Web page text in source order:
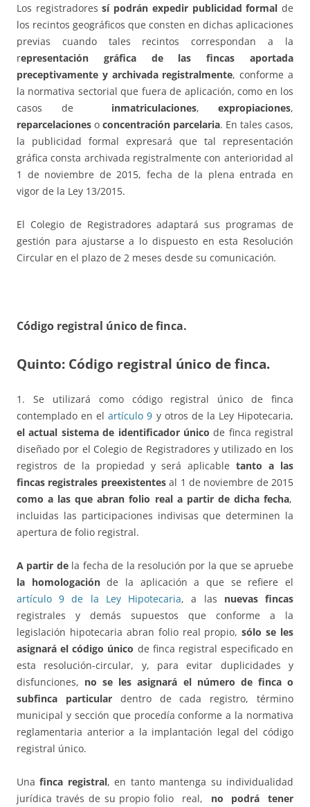
Los registradoressí podrán expedir publicidad formal de
los recintos geográficos que consten en dichas aplicaciones
previas cuando tales recintos correspondan a la
representación gráfica de las fincas aportada
preceptivamente y archivada registralmente, conforme a
la normativa sectorial que fuera de aplicación, como en los
casos de inmatriculaciones, expropiaciones,
reparcelaciones o concentración parcelaria. En tales casos,
la publicidad formal expresará que tal representación
gráfica consta archivada registralmente con anterioridad al
1 de noviembre de 2015, fecha de la plena entrada en
vigor de la Ley 13/2015.
El Colegio de Registradores adaptará sus programas de
gestión para ajustarse a lo dispuesto en esta Resolución
Circular en el plazo de 2 meses desde su comunicación.
Código registral único de finca.
Quinto: Código registral único de finca.
1. Se utilizará como código registral único de finca
contemplado en elartículo 9 y otros de la Ley Hipotecaria,
el actual sistema de identificador único de finca registral
diseñado por el Colegio de Registradores y utilizado en los
registros de la propiedad y será aplicabletanto a las
fincas registrales preexistentesal 1 de noviembre de 2015
como a las que abran folio real a partir de dicha fecha,
incluidas las participaciones indivisas que determinen la
apertura de folio registral.
A partir dela fecha de la resolución por la que se apruebe
la homologaciónde la aplicación a que se refiere el
artículo 9 de la Ley Hipotecaria, a las nuevas fincas
registrales y demás supuestos que conforme a la
legislación hipotecaria abran folio real propio,sólo se les
asignará el código único de finca registral especificado en
esta resolución-circular, y, para evitar duplicidades y
disfunciones, no se les asignará el número de finca o
subfinca particulardentro de cada registro, término
municipal y sección que procedía conforme a la normativa
reglamentaria anterior a la implantación legal del código
registral único.
Unafinca registral, en tanto mantenga su individualidad
jurídica través de su propio folio real, no podrá tener